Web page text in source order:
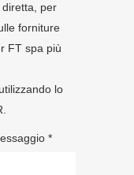
per
forniture
FT spa più
lo
*